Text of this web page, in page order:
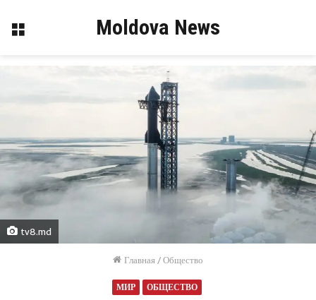
Меню Moldova News
tv8.md
Главная /Общество
МИР ОБЩЕСТВО